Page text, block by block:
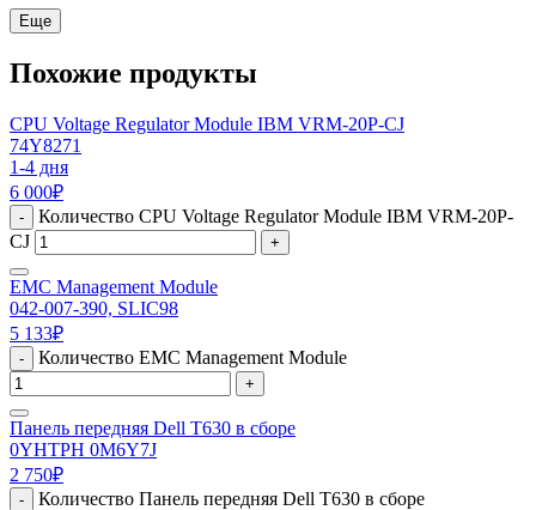
Еще
Похожие продукты
CPU Voltage Regulator Module IBM VRM-20P-CJ
74Y8271
1-4 дня
6 000₽
-
Количество CPU Voltage Regulator Module IBM VRM-20P-
CJ
+
EMC Management Module
042-007-390, SLIC98
5 133₽
- Количество EMC Management Module
+
Панель передняя Dell T630 в сборе
0YHTPH 0M6Y7J
2 750₽
- Количество Панель передняя Dell T630 в сборе